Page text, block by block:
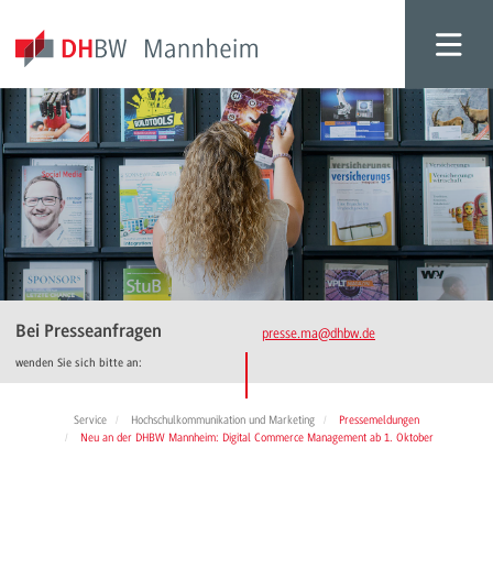
Bei Presseanfragen
wenden Sie sich bitte an:
presse.ma@dhbw.de
Service Hochschulkommunikation und Marketing
Pressemeldungen
Neu an der DHBW Mannheim: Digital Commerce Management ab 1. Oktober